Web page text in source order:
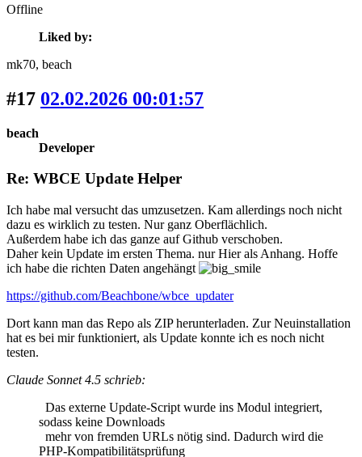
Offline
Liked by:
mk70, beach
#17 02.02.2026 00:01:57
beach
Developer
Re: WBCE Update Helper
Ich habe mal versucht das umzusetzen. Kam allerdings noch nicht
dazu es wirklich zu testen. Nur ganz Oberflächlich.
Außerdem habe ich das ganze auf Github verschoben.
Daher kein Update im ersten Thema. nur Hier als Anhang. Hoffe
ich habe die richten Daten angehängt
https://github.com/Beachbone/wbce_updater
Dort kann man das Repo als ZIP herunterladen. Zur Neuinstallation
hat es bei mir funktioniert, als Update konnte ich es noch nicht
testen.
Claude Sonnet 4.5 schrieb:
Das externe Update-Script wurde ins Modul integriert,
sodass keine Downloads
mehr von fremden URLs nötig sind. Dadurch wird die
PHP-Kompatibilitätsprüfung